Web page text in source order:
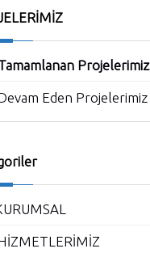
Projelerimiz
Eden Projelerimiz